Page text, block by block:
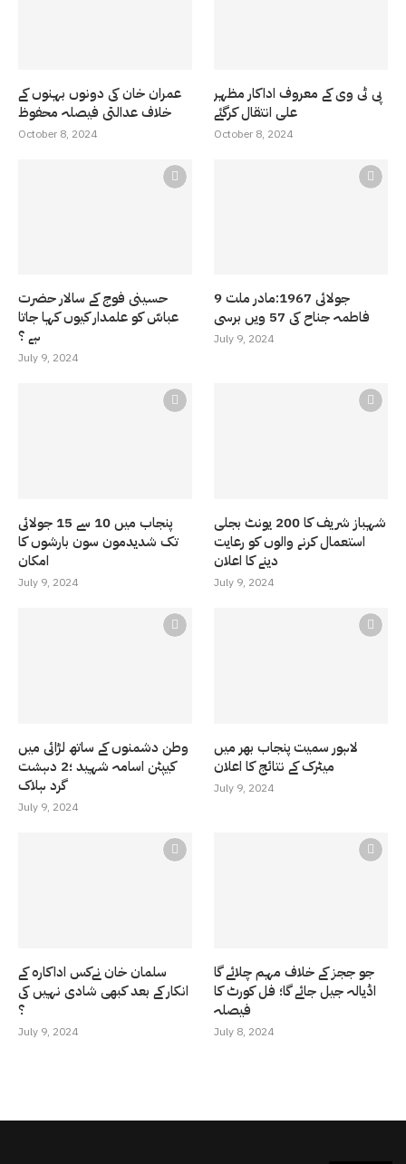
عمران خان کی دونوں بہنوں کے
خلاف عدالتی فیصلہ محفوظ
October 8, 2024
پی ٹی وی کے معروف اداکار مظہر
علی انتقال کرگئے
October 8, 2024
حسینی فوج کے سالار حضرت
عباسّ کو علمدار کیوں کہا جاتا
ہے ؟
July 9, 2024
9 جولائی 1967:مادر ملت
فاطمہ جناح کی 57 ویں برسی
July 9, 2024
پنجاب میں 10 سے 15 جولائی
تک شدیدمون سون بارشوں کا
امکان
July 9, 2024
شہباز شریف کا 200 یونٹ بجلی
استعمال کرنے والوں کو رعایت
دینے کا اعلان
July 9, 2024
وطن دشمنوں کے ساتھ لڑائی میں
کیپٹن اسامہ شہید ؛2 دہشت
گرد ہلاک
July 9, 2024
لاہور سمیت پنجاب بھر میں
میٹرک کے نتائج کا اعلان
July 9, 2024
سلمان خان نےکس اداکارہ کے
انکار کے بعد کبھی شادی نہیں کی
؟
July 9, 2024
جو ججز کے خلاف مہم چلائے گا
اڈیالہ جیل جائے گا؛ فل کورٹ کا
فیصلہ
July 8, 2024